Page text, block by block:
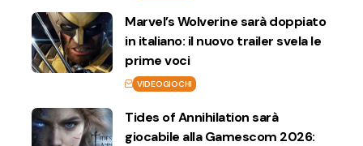
Marvel’s Wolverine sarà doppiato
in italiano: il nuovo trailer svela le
prime voci
VIDEOGIOCHI
Tides of Annihilation sarà
giocabile alla Gamescom 2026: